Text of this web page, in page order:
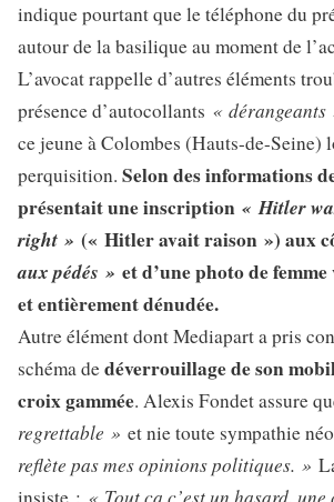
indique pourtant que le téléphone du
autour de la basilique au moment de
L’avocat rappelle d’autres éléments
présence d’autocollants « dérangeants
ce jeune à Colombes (Hauts-de-Seine)
perquisition. Selon des informations
présentait une inscription « Hitler
right » (« Hitler avait raison ») aux
aux pédés » et d’une photo de
et entièrement dénudée.
Autre élément dont Mediapart a pris
schéma dedéverrouillage de son
croix gammée. Alexis Fondet assure
regrettable » et nie toute sympathie
reflète pas mes opinions politiques. »
insiste : « Tout ça c’est un hasard,